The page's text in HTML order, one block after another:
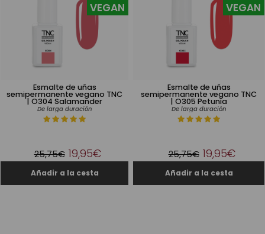
Esmalte de uñas
semipermanente vegano TNC
| O304 Salamander
De larga duración
VEGAN
25,75€ 19,95€
Esmalte de uñas
semipermanente vegano TNC
| O305 Petunia
De larga duración
VEGAN
25,75€ 19,95€